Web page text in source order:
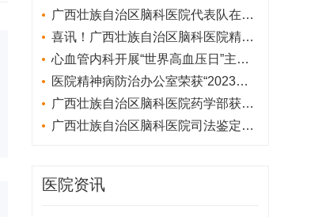
广西壮族自治区脑科医院代表队在西部睡眠医学技能大赛中获“优胜”
喜讯！广西壮族自治区脑科医院精神科临床护理个案获国家级奖项
心血管内科开展“世界高血压日”主题活动
医院精神病防治办公室荣获“2023年度柳州市麻风性病防治工作先进集体”称号
广西壮族自治区脑科医院药学部获评“柳州市药物警戒工作成绩突出集体”
广西壮族自治区脑科医院司法鉴定所获“全国公共法律服务工作先进集体”授牌
医院资讯